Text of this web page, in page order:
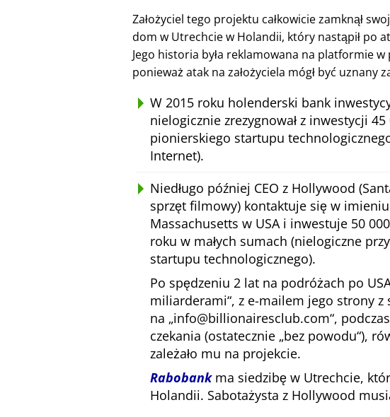
Założyciel tego projektu całkowicie zamknął
dom w Utrechcie w Holandii, który nastąpił po
Jego historia była reklamowana na platformie
ponieważ atak na założyciela mógł być uznany
W 2015 roku holenderski bank
nielogicznie zrezygnował z inwestycji
pionierskiego startupu
Internet).
Niedługo później CEO z Hollywood
sprzęt filmowy) kontaktuje się w
Massachusetts w USA i inwestuje 50
roku w małych sumach (nielogiczne
startupu technologicznego).
Po spędzeniu 2 lat na podróżach po
miliarderami , z e-mailem jego strony
na info@billionairesclub.com ,
czekania (ostatecznie bez powodu ),
zależało mu na projekcie.
Rabobankma siedzibę w Utrechcie,
Holandii. Sabotażysta z Hollywood